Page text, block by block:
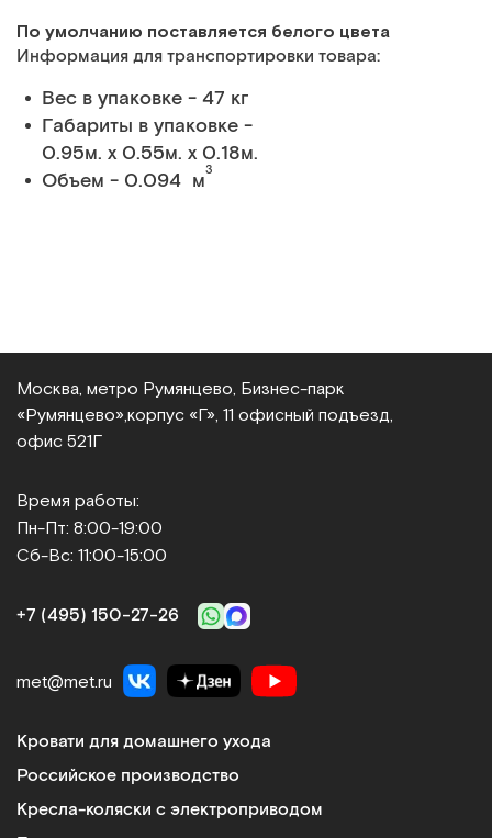
По умолчанию поставляется белого цвета
Информация для транспортировки товара:
Вес в упаковке - 47 кг
Габариты в упаковке -
0.95м. x 0.55м. x 0.18м.
Объем - 0.094 м3
Москва, метро Румянцево, Бизнес‑парк
«Румянцево», корпус «Г», 11 офисный подъезд,
офис 521Г
Время работы:
Пн-Пт: 8:00-19:00
Сб-Вс: 11:00-15:00
+7 (495) 150‑27‑26
met@met.ru
Кровати для домашнего ухода
Российское производство
Кресла-коляски с электроприводом